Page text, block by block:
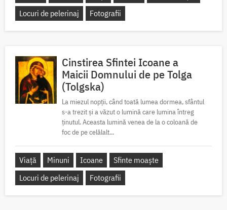
Locuri de pelerinaj
Fotografii
Cinstirea Sfintei Icoane a
Maicii Domnului de pe Tolga
(Tolgska)
La miezul nopții, când toată lumea dormea, sfântul
s-a trezit și a văzut o lumină care lumina întreg
ținutul. Aceasta lumină venea de la o coloană de
foc de pe celălalt...
Viață Minuni Icoane
Sfinte moaște
Locuri de pelerinaj
Fotografii